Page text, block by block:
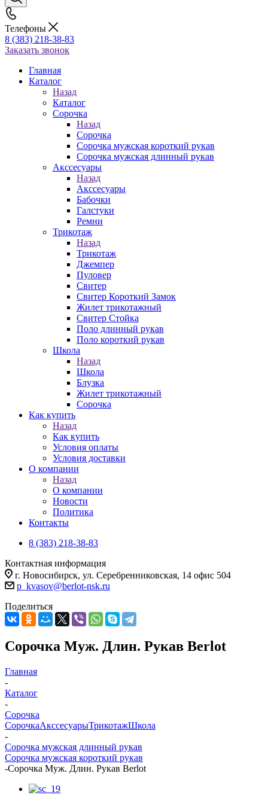
Телефоны
8 (383) 218-38-83
Заказать звонок
Главная
Каталог
Назад
Каталог
Сорочка
Назад
Сорочка
Сорочка мужская короткий рукав
Сорочка мужская длинный рукав
Акссесуары
Назад
Акссесуары
Бабочки
Галстуки
Ремни
Трикотаж
Назад
Трикотаж
Джемпер
Пуловер
Свитер
Свитер Короткий Замок
Жилет трикотажный
Свитер Стойка
Поло длинный рукав
Поло короткий рукав
Школа
Назад
Школа
Блузка
Жилет трикотажный
Сорочка
Как купить
Назад
Как купить
Условия оплаты
Условия доставки
О компании
Назад
О компании
Новости
Политика
Контакты
8 (383) 218-38-83
Контактная информация
г. Новосибирск, ул. Серебренниковская, 14 офис 504
p_kvasov@berlot-nsk.ru
Поделиться
Сорочка Муж. Длин. Рукав Berlot
Главная
-
Каталог
-
Сорочка
СорочкаАкссесуарыТрикотажШкола
-
Сорочка мужская длинный рукав
Сорочка мужская короткий рукав
-Сорочка Муж. Длин. Рукав Berlot